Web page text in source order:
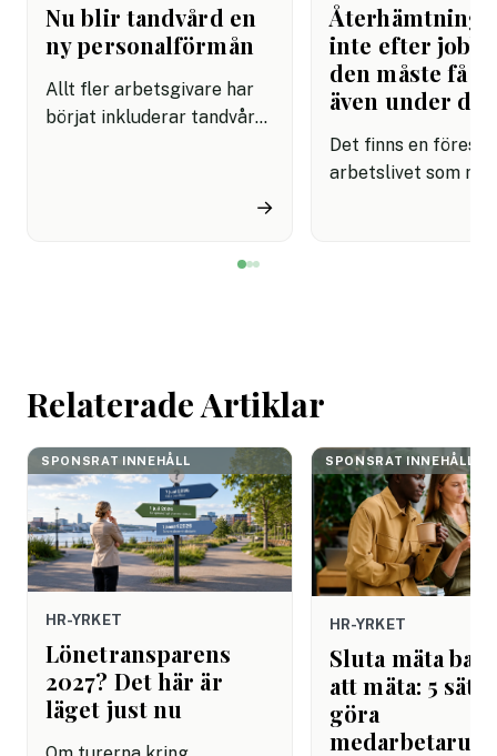
Nu blir tandvård en
ny personalförmån
Allt fler arbetsgivare har
börjat inkluderar tandvård i
miljon svenskar uppger att
→
Återhämtning
inte efter
den måste få
även under
Det finns en
arbetslivet som
Relaterade Artiklar
SPONSRAT INNEHÅLL
HR-YRKET
Lönetransparens
2027? Det här är
läget just nu
SPONSRAT INNEHÅLL
HR-YRKET
Sluta mäta
att mäta: 5 sätt
göra